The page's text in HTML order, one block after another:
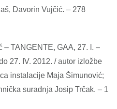
Davorin Vujčić. – 278
– TANGENTE, GAA, 27. I. –
27. IV. 2012. / autor izložbe
instalacije Maja Šimunović;
suradnja Josip Trčak. – 1